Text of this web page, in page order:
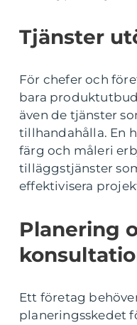
Tjänster
För chefer och
bara
även de tjänster
tillhandahålla. En
färg och måleri
tilläggstjänster
effektivisera
Planering
Ett företag
planeringsskedet